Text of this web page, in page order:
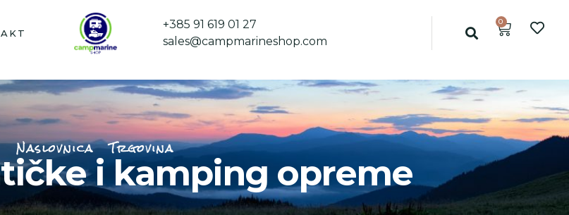
+385 91 619 01 27
sales@campmarineshop.com
0
Naslovnica Trgovina
i kamping opreme